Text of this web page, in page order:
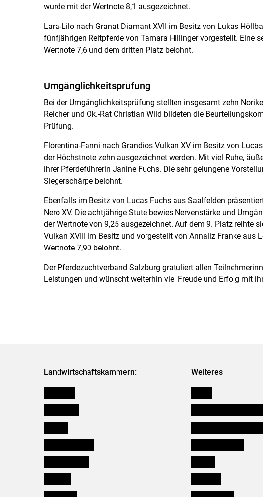
wurde mit der Wertnote 8,1 ausgezeichnet.
Lara-Lilo nach Granat Diamant XVII im Besitz von Lukas
fünfjährigen Reitpferde von Tamara Hillinger vorgestellt. Eine
Wertnote 7,6 und dem dritten Platz belohnt.
Umgänglichkeitsprüfung
Bei der Umgänglichkeitsprüfung stellten insgesamt zehn
Reicher und Ök.-Rat Christian Wild bildeten die
Prüfung.
Florentina-Fanni nach Grandios Vulkan XV im Besitz von
der Höchstnote zehn ausgezeichnet werden. Mit viel Ruhe,
ihrer Pferdeführerin Janine Fuchs. Die sehr gelungene
Siegerschärpe belohnt.
Ebenfalls im Besitz von Lucas Fuchs aus Saalfelden
Nero XV. Die achtjährige Stute bewies Nervenstärke und
der Wertnote von 9,25 ausgezeichnet. Auf dem 9. Platz reihte
Vulkan XVIII im Besitz und vorgestellt von Annaliz Franke aus
Wertnote 7,90 belohnt.
Der Pferdezuchtverband Salzburg gratuliert allen
Leistungen und wünscht weiterhin viel Freude und Erfolg mit
Landwirtschaftskammern: Weiteres